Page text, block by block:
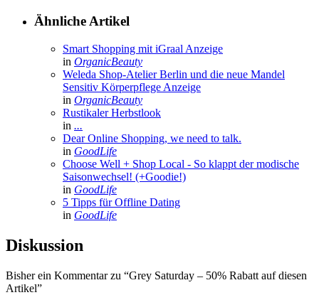
Ähnliche Artikel
Smart Shopping mit iGraal Anzeige
in OrganicBeauty
Weleda Shop-Atelier Berlin und die neue Mandel
Sensitiv Körperpflege Anzeige
in OrganicBeauty
Rustikaler Herbstlook
in ...
Dear Online Shopping, we need to talk.
in GoodLife
Choose Well + Shop Local - So klappt der modische
Saisonwechsel! (+Goodie!)
in GoodLife
5 Tipps für Offline Dating
in GoodLife
Diskussion
Bisher ein Kommentar zu “Grey Saturday – 50% Rabatt auf diesen
Artikel”